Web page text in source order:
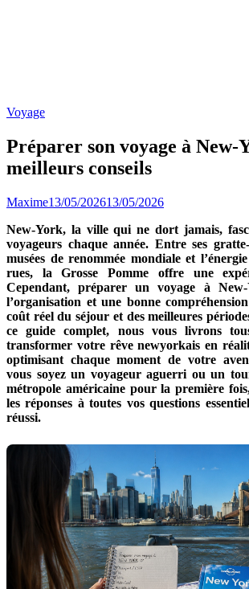
Voyage
Préparer son voyage à New-
meilleurs conseils
Maxime13/05/202613/05/2026
New-York, la ville qui ne dort jamais,
voyageurs chaque année. Entre ses
musées de renommée mondiale et
rues, la Grosse Pomme offre une
Cependant, préparer un voyage à
l’organisation et une bonne
coût réel du séjour et des meilleures
ce guide complet, nous vous livrons
transformer votre rêve newyorkais en
optimisant chaque moment de votre
vous soyez un voyageur aguerri ou un
métropole américaine pour la première
les réponses à toutes vos questions
réussi.